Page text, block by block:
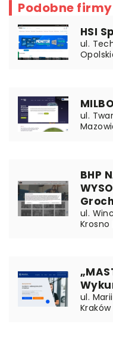
Podobne firmy
HSI
ul.
ul.
BHP
ul.
Krosno
ul.